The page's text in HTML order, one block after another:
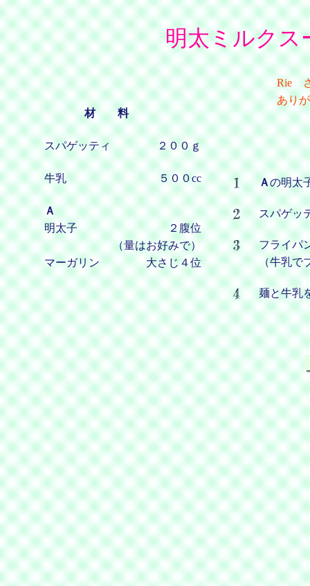
明太ミルクス
材 料
スパゲッティ ２００ｇ
牛乳 ５００cc
Ａ
明太子
２腹位
（量はお好みで）
マーガリン
大さじ４位
Rie
あり
Ａの明太
スパゲッ
フライパ
（牛乳
麺と牛乳